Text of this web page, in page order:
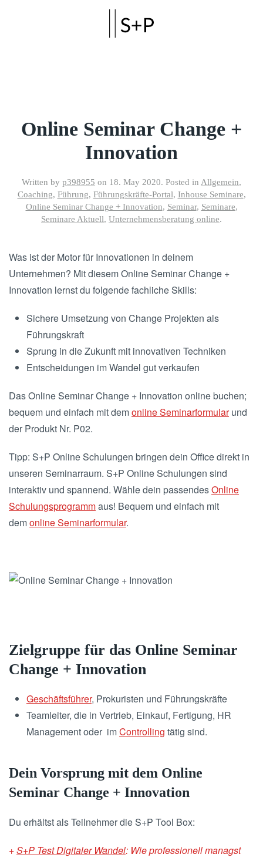
Online Seminar Change +
Innovation
Written by p398955 on 18. May 2020. Posted in Allgemein,
Coaching, Führung, Führungskräfte-Portal, Inhouse Seminare,
Online Seminar Change + Innovation, Seminar, Seminare,
Seminare Aktuell, Unternehmensberatung online.
Was ist der Motor für Innovationen in deinem
Unternehmen? Mit diesem Online Seminar Change +
Innovation lernst du folgende fachliche Skills:
Sichere Umsetzung von Change Projekten als
Führungskraft
Sprung in die Zukunft mit innovativen Techniken
Entscheidungen im Wandel gut verkaufen
Das Online Seminar Change + Innovation online buchen;
bequem und einfach mit demonline Seminarformularund
der Produkt Nr. P02.
Tipp: S+P Online Schulungen bringen dein Office direkt in
unseren Seminarraum. S+P Online Schulungen sind
interaktiv und spannend. Wähle dein passendesOnline
Schulungsprogrammaus! Bequem und einfach mit
demonline Seminarformular.
Zielgruppe für das Online Seminar
Change + Innovation
Geschäftsführer, Prokuristen und Führungskräfte
Teamleiter, die in Vertrieb, Einkauf, Fertigung, HR
Management oder imControlling tätig sind.
Dein Vorsprung mit dem Online
Seminar Change + Innovation
Du erhältst als Teilnehmer die S+P Tool Box:
+S+P Test Digitaler Wandel: Wie professionell managst